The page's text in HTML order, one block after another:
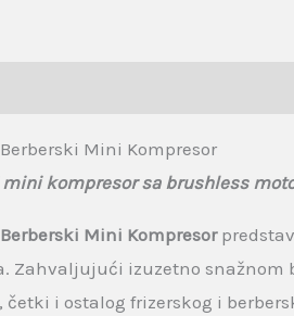
Mini Kompresor
kompresor sa brushless
Mini Kompresor
Zahvaljujući izuzetno snažnom
četki i ostalog frizerskog i